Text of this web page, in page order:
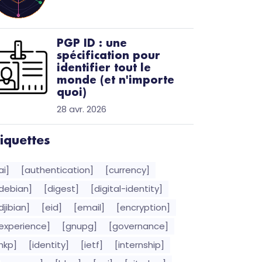
PGP ID : une
spécification pour
identifier tout le
monde (et n'importe
quoi)
28 avr. 2026
[authentication]
[currency]
[digest]
[digital-identity]
[eid] [email]
[encryption]
[gnupg]
[governance]
[identity] [ietf]
[internship]